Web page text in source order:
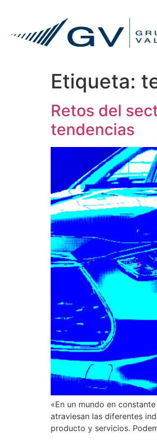
Etiqueta:
Retos del
tendencias
«En un mundo en
atraviesan las diferentes
producto y servicios.